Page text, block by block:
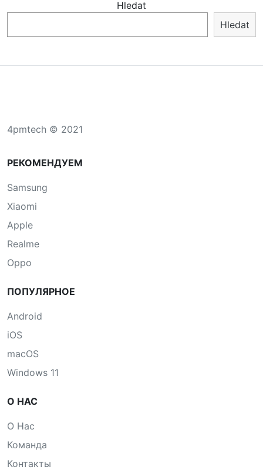
Hledat
Hledat
4pmtech © 2021
РЕКОМЕНДУЕМ
Samsung
Xiaomi
Apple
Realme
Oppo
ПОПУЛЯРНОЕ
Android
iOS
macOS
Windows 11
О НАС
О Нас
Команда
Контакты